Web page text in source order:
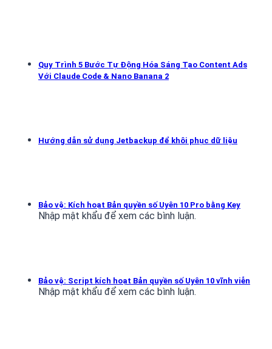
Quy Trình 5 Bước Tự Động Hóa Sáng Tạo Content Ads
Với Claude Code & Nano Banana 2
Hướng dẫn sử dụng Jetbackup để khôi phục dữ liệu
Bảo vệ: Kích hoạt Bản quyền số Uyên 10 Pro bằng Key
Nhập mật khẩu để xem các bình luận.
Bảo vệ: Script kích hoạt Bản quyền số Uyên 10 vĩnh viễn
Nhập mật khẩu để xem các bình luận.